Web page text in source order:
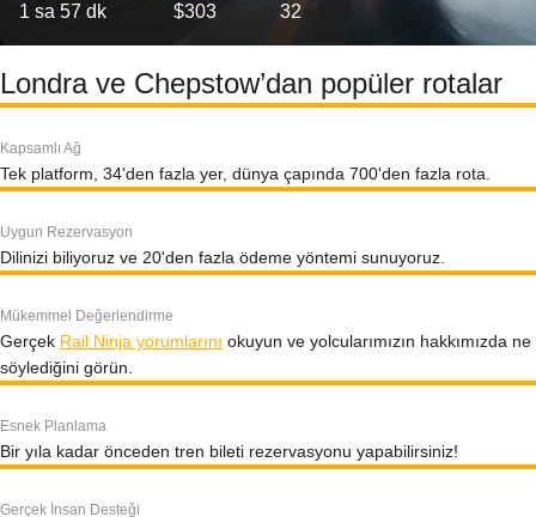
1 sa 57 dk $303 32
Londra ve Chepstow’dan popüler rotalar
Kapsamlı Ağ
Tek platform, 34'den fazla yer, dünya çapında 700'den fazla rota.
Uygun Rezervasyon
Dilinizi biliyoruz ve 20'den fazla ödeme yöntemi sunuyoruz.
Mükemmel Değerlendirme
Gerçek Rail Ninja yorumlarını okuyun ve yolcularımızın hakkımızda ne
söylediğini görün.
Esnek Planlama
Bir yıla kadar önceden tren bileti rezervasyonu yapabilirsiniz!
Gerçek İnsan Desteği